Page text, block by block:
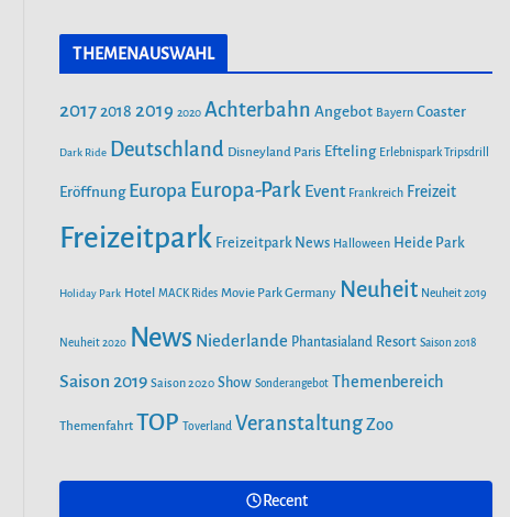
MASSIVEN SCHADEN
FREIZEITPARK PLOHN BAUT
AUS DEM WELTALL NACH
MATTHIAS MAURER BESUCHT DEN
PLAYMOBIL-FUNPARK
c
o
o
s
t
g
r
u
T
b
e
THEMENAUSWAHL
2017 2018 2019 2020 Achterbahn Angebot Bayern Coaster
Dark Ride Deutschland Disneyland Paris Efteling Erlebnispark Tripsdrill
Eröffnung Europa Europa-Park Event Frankreich Freizeit
Freizeitpark Freizeitpark News Halloween Heide Park
Holiday Park Hotel MACK Rides Movie Park Germany Neuheit Neuheit 2019
Neuheit 2020 News Niederlande Phantasialand Resort Saison 2018
Saison 2019 Saison 2020 Show Sonderangebot Themenbereich
Themenfahrt TOP Toverland Veranstaltung Zoo
Recent